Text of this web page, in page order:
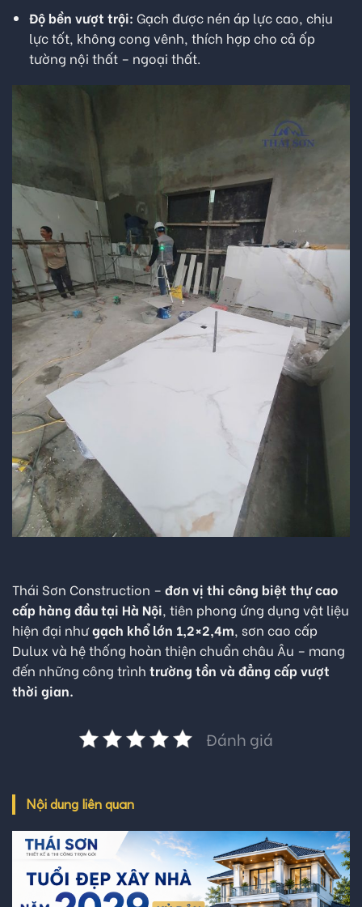
Độ bền vượt trội: Gạch được nén áp lực cao, chịu
lực tốt, không cong vênh, thích hợp cho cả ốp
tường nội thất – ngoại thất.
Thái Sơn Construction – đơn vị thi công biệt thự cao
cấp hàng đầu tại Hà Nội, tiên phong ứng dụng vật liệu
hiện đại nhưgạch khổ lớn 1,2×2,4m, sơn cao cấp
Dulux và hệ thống hoàn thiện chuẩn châu Âu – mang
đến những công trình trường tồn và đẳng cấp vượt
thời gian.
Đánh giá
Nội dung liên quan